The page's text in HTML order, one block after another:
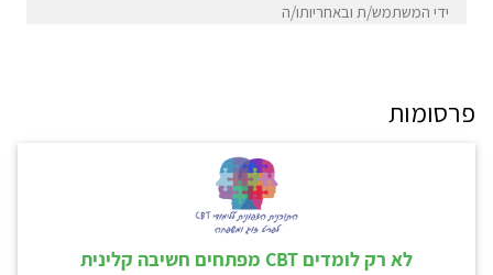
ידי המשתמש/ת ובאחריותו/ה
פרסומות
לא רק לומדים CBT מפתחים חשיבה קלינית